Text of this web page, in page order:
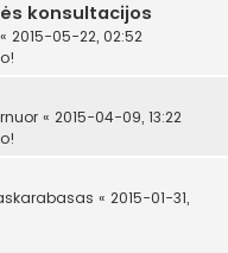
konsultacijos
« 2015-05-22, 02:52
« 2015-04-09, 13:22
« 2015-01-31,